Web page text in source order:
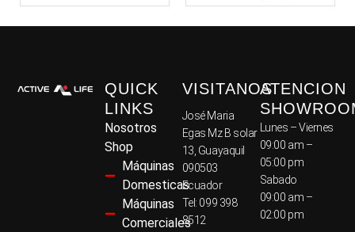
QUICK
LINKS
Nosotros
Shop
Máquinas
Domesticas
Máquinas
Comerciales
VISITANOS
José Maria
Egas Mz B solar
13, Guayaquil
090503
Ecuador
Tel: 099 398
8512
ATENCION
Lunes – Viernes
09:00 am –
05:00 pm
Sabado
09:00 am –
02:00 pm